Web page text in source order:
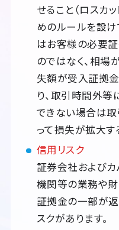
せること（ロスカ
めのルールを設け
はお客様の必要
のではなく、相場
失額が受入証拠
り、取引時間外
できない場合は
って損失が拡大す
信用リスク
証券会社および
機関等の業務や財
証拠金の一部が返
スクがあります。